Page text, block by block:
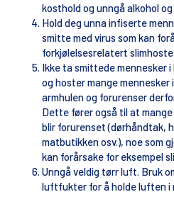
kosthold og unngå alkohol
Hold deg unna infiserte
smitte med virus som kan
forkjølelsesrelatert slimhoste.
Ikke ta smittede mennesker
og hoster mange
armhulen og forurenser
Dette fører også til at
blir forurenset (dørhåndtak,
matbutikken osv.), noe som
kan forårsake for eksempel
Unngå veldig tørr luft. Bruk
luftfukter for å holde luften i